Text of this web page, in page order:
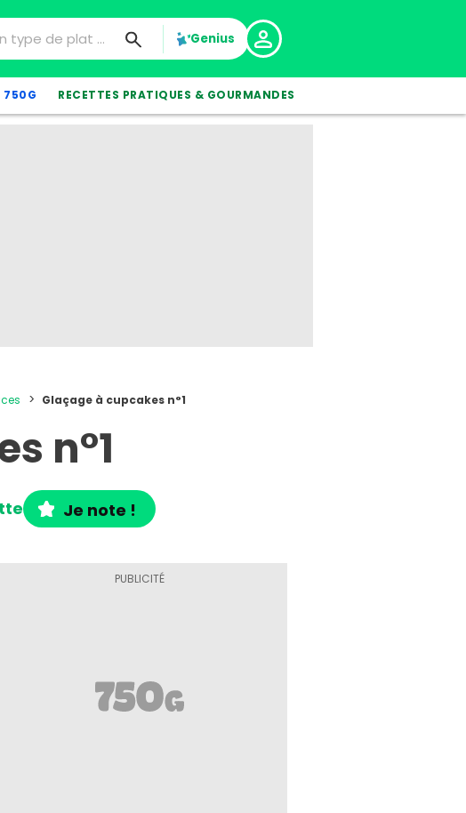
Genius
750G RECETTES PRATIQUES & GOURMANDES
Glaçage à cupcakes n°1
n°1
Je note !